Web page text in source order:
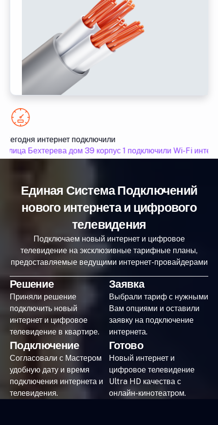
Сегодня интернет подключили
улица Бехтерева дом 39 корпус 1 подключили Wi-Fi
Единая Система Подключений
нового интернета и цифрового
телевидения
Подключаем новый интернет и цифровое
телевидение на эксклюзивные тарифные планы,
предоставляемые ведущими интернет-провайдерами
Решение
Приняли решение
подключить новый
интернет и цифровое
телевидение в квартире.
Заявка
Выбрали тариф с нужными
Вам опциями и оставили
заявку на подключение
интернета.
Подключение
Согласовали с Мастером
удобную дату и время
подключения интернета и
телевидения.
Готово
Новый интернет и
цифровое телевидение
Ultra HD качества с
онлайн-кинотеатром.